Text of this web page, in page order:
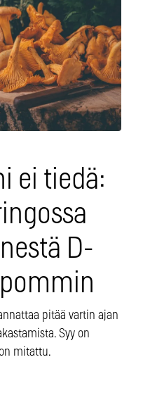
ei tiedä:
D-
pitää vartin ajan
Syy on
mitattu.